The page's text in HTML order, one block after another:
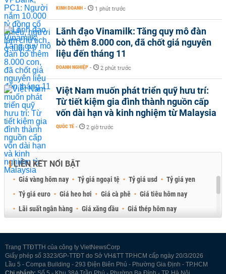
KINH DOANH - 1 phút trước
Lãnh đạo Vinamilk: Tăng quy mô đàn
bò thêm 8.000 con, đã chốt giá nguyên
liệu đến tháng 11
DOANH NGHIỆP - 2 phút trước
Việt Nam muốn phát triển quỹ hưu trí:
Từ tiết kiệm gia đình thành nguồn cấp
vốn dài hạn và kinh nghiệm từ Malaysia
QUỐC TẾ - 2 giờ trước
LIÊN KẾT NỔI BẬT
Giá vàng hôm nay Tỷ giá ngoại tệ Tỷ giá usd
Tỷ giá yen
Tỷ giá euro
Giá heo hơi Giá cà phê
Giá tiêu hôm nay
Lãi suất ngân hàng
Giá xăng dầu
Giá thép hôm nay
Trang TTĐTTH của công ty VietNewsCorp
Giấy phép số 3323/GP-TTĐT do Sở VH&TT TP.HCM cấp ngày 20/3/2026
Lầu 5 - Compa Building - 293 Điện Biên Phủ - Phường Gia Định - TP.HCM